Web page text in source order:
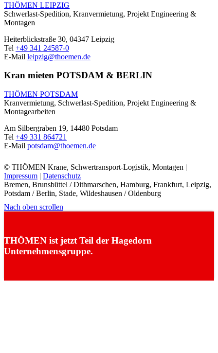
THÖMEN LEIPZIG
Schwerlast-Spedition, Kranvermietung, Projekt Engineering &
Montagen
Heiterblickstraße 30, 04347 Leipzig
Tel +49 341 24587-0
E-Mail leipzig@thoemen.de
Kran mieten POTSDAM & BERLIN
THÖMEN POTSDAM
Kranvermietung, Schwerlast-Spedition, Projekt Engineering &
Montagearbeiten
Am Silbergraben 19, 14480 Potsdam
Tel +49 331 864721
E-Mail potsdam@thoemen.de
© THÖMEN Krane, Schwertransport-Logistik, Montagen |
Impressum | Datenschutz
Bremen, Brunsbüttel / Dithmarschen, Hamburg, Frankfurt, Leipzig,
Potsdam / Berlin, Stade, Wildeshausen / Oldenburg
Nach oben scrollen
THÖMEN ist jetzt Teil der Hagedorn
Unternehmensgruppe.